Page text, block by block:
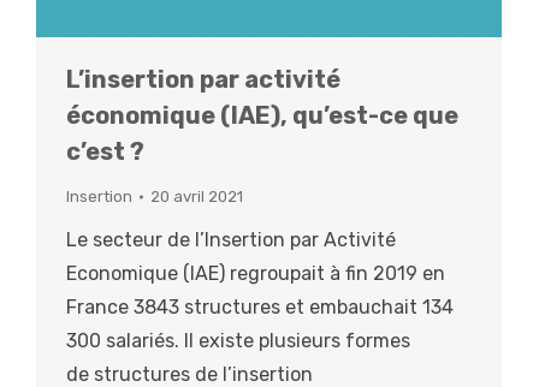
L’insertion par activité
économique (IAE), qu’est-ce que
c’est ?
Insertion 20 avril 2021
Le secteur de l’Insertion par Activité
Economique (IAE) regroupait à fin 2019 en
France 3843 structures et embauchait 134
300 salariés. Il existe plusieurs formes
de structures de l’insertion